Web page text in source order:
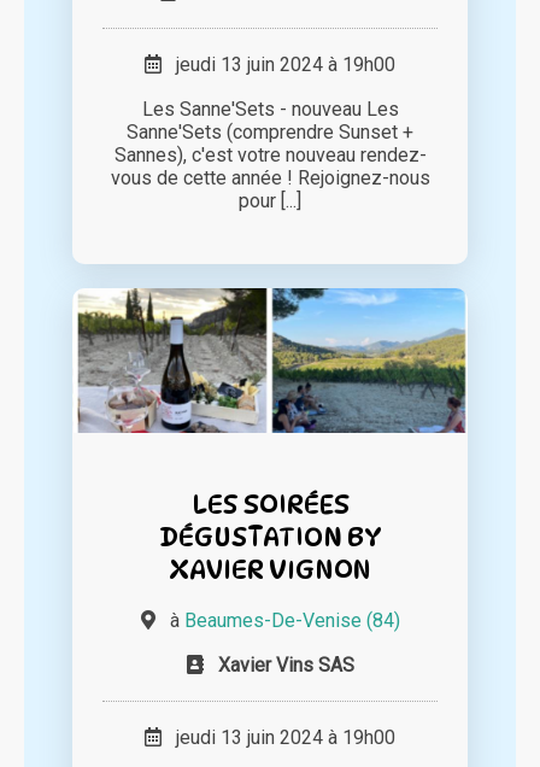
jeudi 13 juin 2024 à 19h00
Les Sanne'Sets - nouveau Les
Sanne'Sets (comprendre Sunset +
Sannes), c'est votre nouveau rendez-
vous de cette année ! Rejoignez-nous
pour [...]
LES SOIRÉES
DÉGUSTATION BY
XAVIER VIGNON
à Beaumes-De-Venise (84)
Xavier Vins SAS
jeudi 13 juin 2024 à 19h00